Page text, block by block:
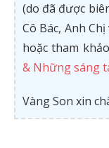
(do đã được
Cô Bác, Anh
hoặc tham
& Những sáng
Vàng Son xin